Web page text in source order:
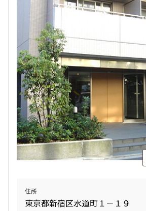
住所
東京都新宿区水道町１－１９